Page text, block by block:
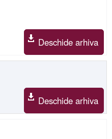
Deschide arhiva
Deschide arhiva